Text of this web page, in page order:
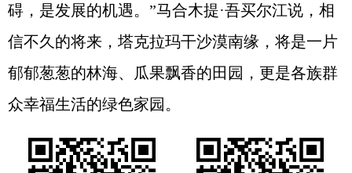
碍，是发展的机遇。”马合木提·吾买尔江说，相
信不久的将来，塔克拉玛干沙漠南缘，将是一片
郁郁葱葱的林海、瓜果飘香的田园，更是各族群
众幸福生活的绿色家园。